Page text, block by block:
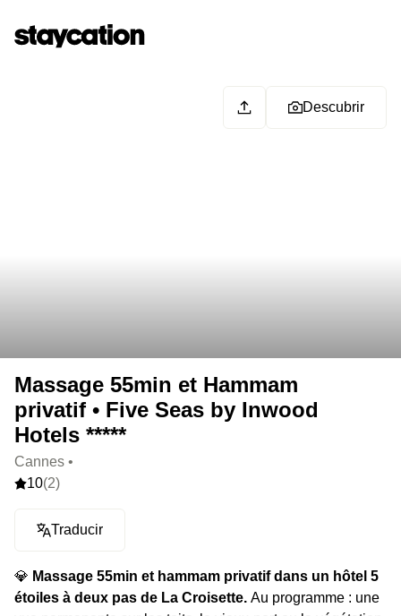
Descubrir
Massage 55min et Hammam
privatif • Five Seas by Inwood
Hotels *****
Cannes •
10(2)
Traducir
💎 Massage 55min et hammam privatif dans un hôtel 5
étoiles à deux pas de La Croisette. Au programme : une